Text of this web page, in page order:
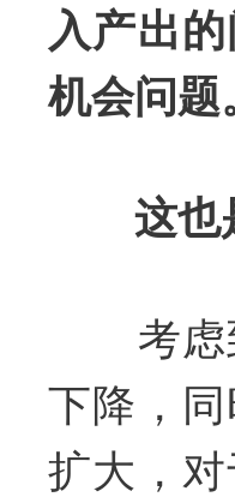
入产出
机会问题
这也
考虑到
下降，
扩大，